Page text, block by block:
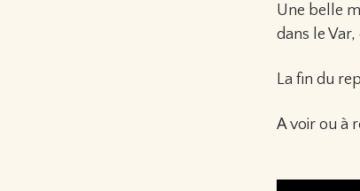
Une belle
dans le Var,
La fin du
A voir ou à